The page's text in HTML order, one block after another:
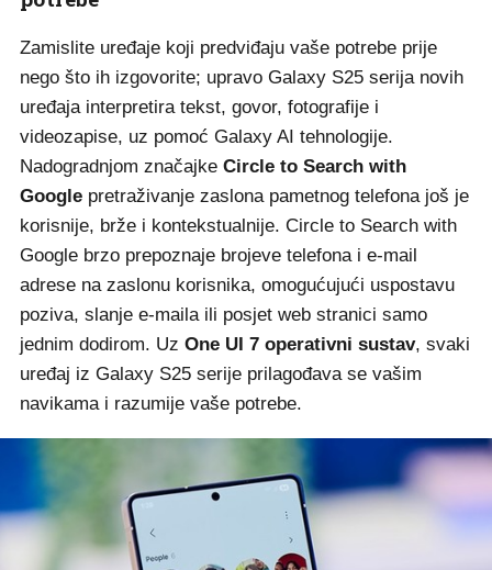
Zamislite uređaje koji predviđaju vaše potrebe prije
nego što ih izgovorite; upravo Galaxy S25 serija novih
uređaja interpretira tekst, govor, fotografije i
videozapise, uz pomoć Galaxy AI tehnologije.
Nadogradnjom značajke Circle to Search with
Google pretraživanje zaslona pametnog telefona još je
korisnije, brže i kontekstualnije. Circle to Search with
Google brzo prepoznaje brojeve telefona i e-mail
adrese na zaslonu korisnika, omogućujući uspostavu
poziva, slanje e-maila ili posjet web stranici samo
jednim dodirom. Uz One UI 7 operativni sustav, svaki
uređaj iz Galaxy S25 serije prilagođava se vašim
navikama i razumije vaše potrebe.